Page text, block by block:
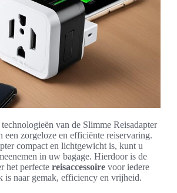
van de Slimme Reisadapter
een zorgeloze en efficiënte reiservaring.
compact en lichtgewicht is, kunt u
in uw bagage. Hierdoor is de
het perfecte reisaccessoire voor iedere
is naar gemak, efficiency en vrijheid.